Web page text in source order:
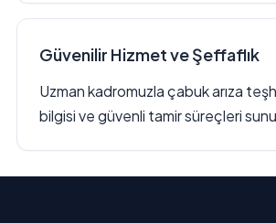
Güvenilir Hizmet ve Şeffaflık
Uzman kadromuzla çabuk arıza
bilgisi ve güvenli tamir süreçleri